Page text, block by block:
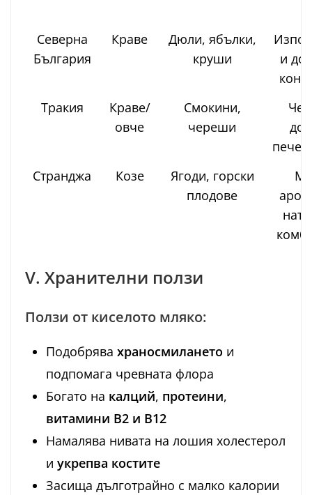
Северна
България
Краве
Дюли, ябълки,
круши
и
Тракия
Краве/
овче
Смокини,
череши
Странджа
Козе
Ягоди, горски
плодове
V. Хранителни ползи
Ползи от киселото мляко:
Подобрява храносмилането и
подпомага чревната флора
Богато на калций, протеини,
витамини B2 и B12
Намалява нивата на лошия холестерол
и укрепва костите
Засища дълготрайно с малко калории